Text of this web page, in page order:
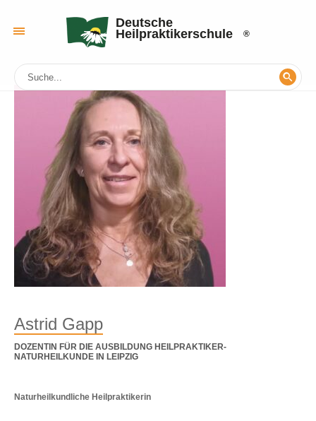
Deutsche
Heilpraktikerschule
Astrid Gapp
DOZENTIN FÜR DIE AUSBILDUNG HEILPRAKTIKER-
NATURHEILKUNDE IN LEIPZIG
Naturheilkundliche Heilpraktikerin